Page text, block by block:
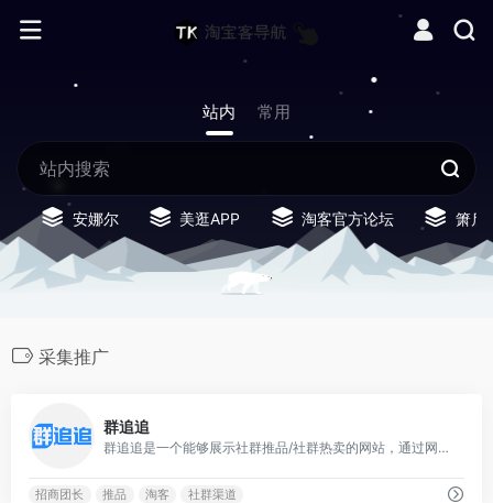
站内 常用
安娜尔 美逛APP 淘客官方论坛 箫启
采集推广
群追追
群追追是一个能够展示社群推品/社群热卖的网站，通过网站展示的推品内容，招商团队可以够更快找到能建立合
招商团长 推品 淘客 社群渠道